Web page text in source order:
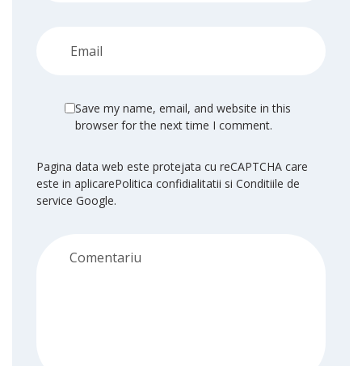
Save my name, email, and website in this
browser for the next time I comment.
Pagina data web este protejata cu reCAPTCHA care
este in aplicarePolitica confidialitatii si Conditiile de
service Google.